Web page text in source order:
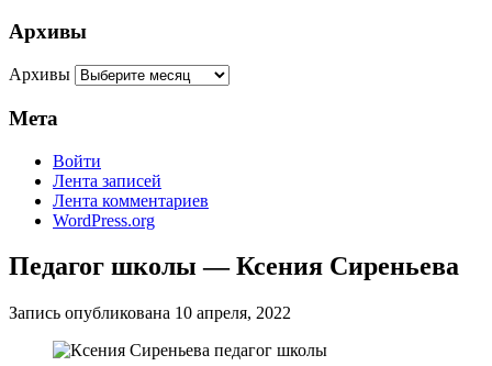
Архивы
Архивы
Мета
Войти
Лента записей
Лента комментариев
WordPress.org
Педагог школы — Ксения Сиреньева
Запись опубликована 10 апреля, 2022